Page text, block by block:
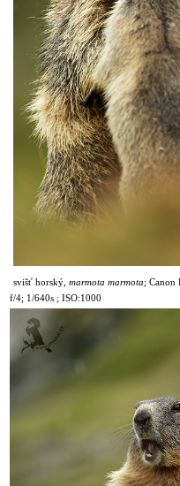
svišť horský, marmota marmota; Canon
f/4; 1/640s ; ISO:1000